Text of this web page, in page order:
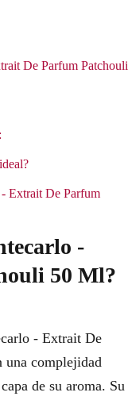
De Parfum Patchouli
Extrait De Parfum
-
50 Ml?
- Extrait De
una complejidad
de su aroma. Su